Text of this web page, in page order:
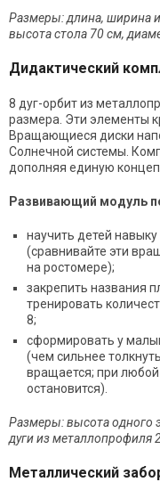
Размеры: длина, ширина
высота стола 70 см,
Дидактический
8 дуг-орбит из
размера. Эти элементы
Вращающиеся диски
Солнечной системы.
дополняя единую
Развивающий модуль
научить детей
(сравнивайте эти
на ростомере);
закрепить названия
тренировать
8;
сформировать у
(чем сильнее
вращается; при
остановится).
Размеры: высота одного
дуги из металлопрофиля
Металлический